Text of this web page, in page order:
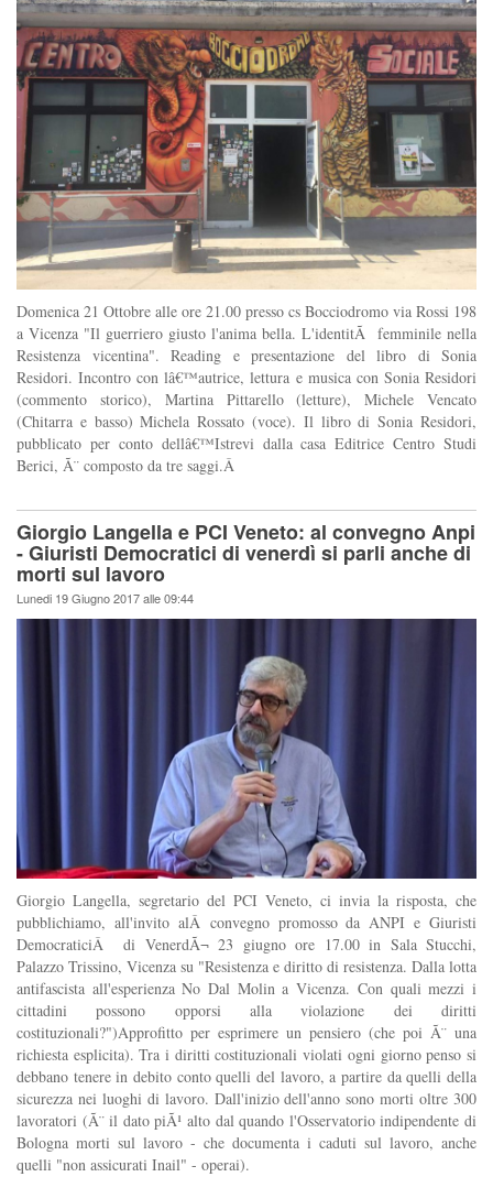
Domenica 21 Ottobre alle ore 21.00 presso cs Bocciodromo via Rossi 198
a Vicenza "Il guerriero giusto l'anima bella. L'identitÃ femminile nella
Resistenza vicentina". Reading e presentazione del libro di Sonia
Residori. Incontro con lâ€™autrice, lettura e musica con Sonia Residori
(commento storico), Martina Pittarello (letture), Michele Vencato
(Chitarra e basso) Michela Rossato (voce). Il libro di Sonia Residori,
pubblicato per conto dellâ€™Istrevi dalla casa Editrice Centro Studi
Berici, Ã¨ composto da tre saggi.Â
Giorgio Langella e PCI Veneto: al convegno Anpi
- Giuristi Democratici di venerdì si parli anche di
morti sul lavoro
Lunedi 19 Giugno 2017 alle 09:44
Giorgio Langella, segretario del PCI Veneto, ci invia la risposta, che
pubblichiamo, all'invito alÂ convegno promosso da ANPI e Giuristi
DemocraticiÂ di VenerdÃ¬ 23 giugno ore 17.00 in Sala Stucchi,
Palazzo Trissino, Vicenza su "Resistenza e diritto di resistenza. Dalla lotta
antifascista all'esperienza No Dal Molin a Vicenza. Con quali mezzi i
cittadini possono opporsi alla violazione dei diritti
costituzionali?")Approfitto per esprimere un pensiero (che poi Ã¨ una
richiesta esplicita). Tra i diritti costituzionali violati ogni giorno penso si
debbano tenere in debito conto quelli del lavoro, a partire da quelli della
sicurezza nei luoghi di lavoro. Dall'inizio dell'anno sono morti oltre 300
lavoratori (Ã¨ il dato piÃ¹ alto dal quando l'Osservatorio indipendente di
Bologna morti sul lavoro - che documenta i caduti sul lavoro, anche
quelli "non assicurati Inail" - operai).